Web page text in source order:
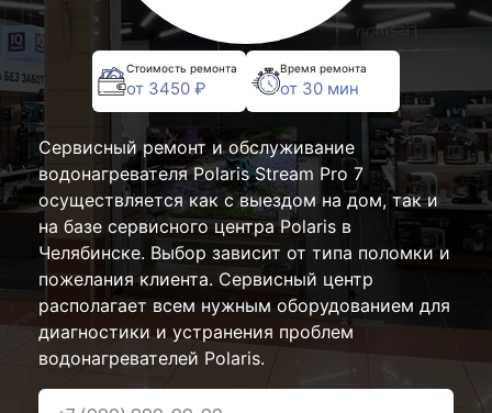
Стоимость ремонта
от 3450 ₽
Время ремонта
от 30 мин
Сервисный ремонт и обслуживание
водонагревателя Polaris Stream Pro 7
осуществляется как с выездом на дом, так и
на базе сервисного центра Polaris в
Челябинске. Выбор зависит от типа поломки и
пожелания клиента. Сервисный центр
располагает всем нужным оборудованием для
диагностики и устранения проблем
водонагревателей Polaris.